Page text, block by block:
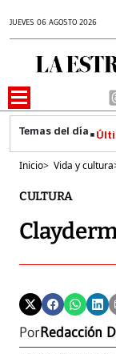
JUEVES 06 AGOSTO 2026
Inicio> Vida y cultura
CULTURA
PorRedacción